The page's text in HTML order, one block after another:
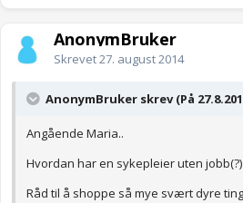
AnonymBruker
Skrevet27. august 2014
AnonymBruker skrev (På
Angående Maria..
Hvordan har en sykepleier uten jobb(?)
Råd til å shoppe så mye svært dyre